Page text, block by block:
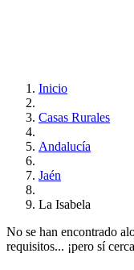
Inicio
Casas Rurales
Andalucía
Jaén
La Isabela
No se han encontrado
requisitos... ¡pero sí